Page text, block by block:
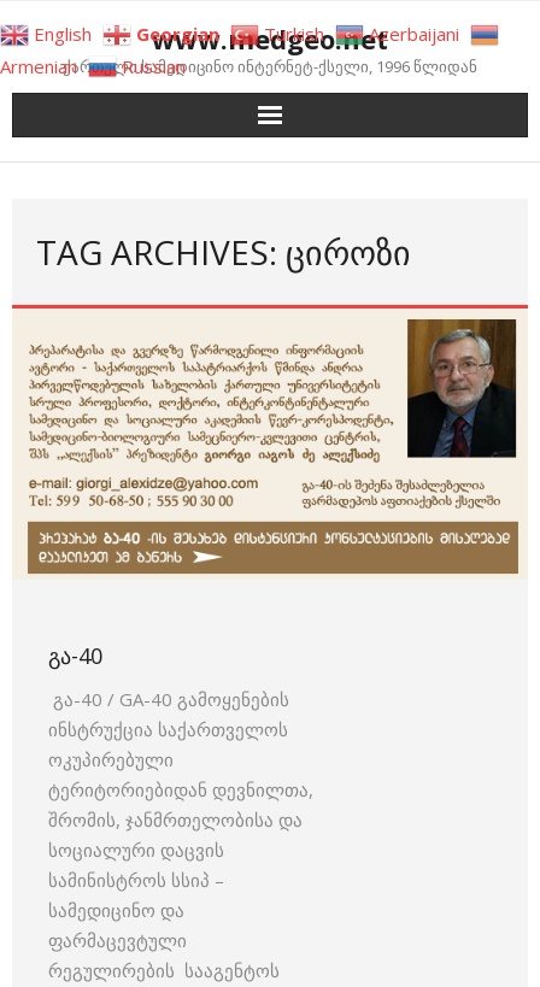
to
content
www.medgeo.net
ქართული სამედიცინო ინტერნეტ-ქსელი, 1996 წლიდან
TAG ARCHIVES: ᲪᲘᲠᲝᲖᲘ
ᲒᲐ-40
გა-40 / GA-40 გამოყენების
ინსტრუქცია საქართველოს
ოკუპირებული
ტერიტორიებიდან დევნილთა,
შრომის, ჯანმრთელობისა და
სოციალური დაცვის
სამინისტროს სსიპ –
სამედიცინო და
ფარმაცევტული
რეგულირების სააგენტოს
English Georgian Turkish
Azerbaijani
Armenian
Russian